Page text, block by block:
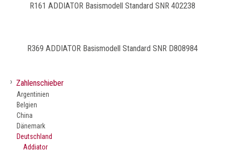
R161 ADDIATOR Basismodell Standard SNR 402238
R369 ADDIATOR Basismodell Standard SNR D808984
› Zahlenschieber
Argentinien
Belgien
China
Dänemark
Deutschland
Addiator